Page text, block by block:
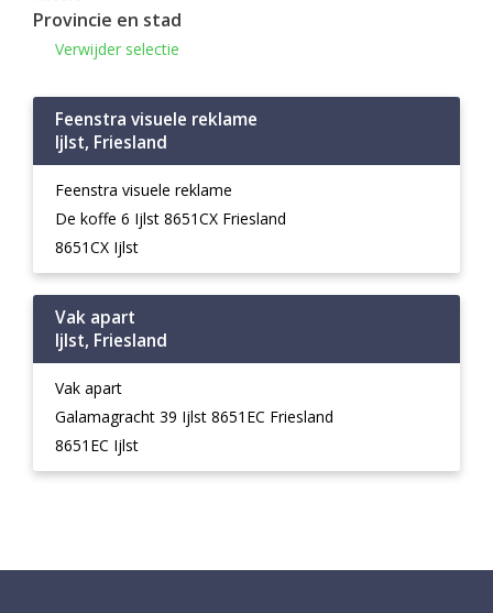
Provincie en stad
Verwijder selectie
Feenstra visuele reklame
Ijlst, Friesland
Feenstra visuele reklame
De koffe 6 Ijlst 8651CX Friesland
8651CX Ijlst
Vak apart
Ijlst, Friesland
Vak apart
Galamagracht 39 Ijlst 8651EC Friesland
8651EC Ijlst